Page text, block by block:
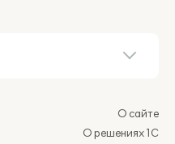
О сайте
О решениях 1С